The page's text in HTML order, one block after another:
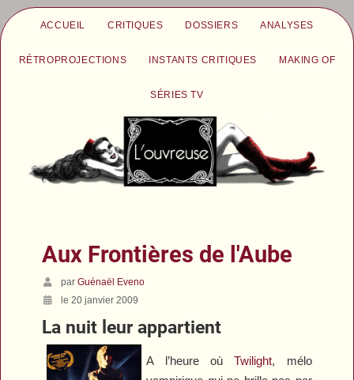
ACCUEIL CRITIQUES DOSSIERS ANALYSES
RÉTROPROJECTIONS INSTANTS CRITIQUES MAKING OF
SÉRIES TV
Aux Frontières de l'Aube
parGuénaël Eveno
le 20 janvier 2009
La nuit leur appartient
A l’heure oùTwilight, mélo